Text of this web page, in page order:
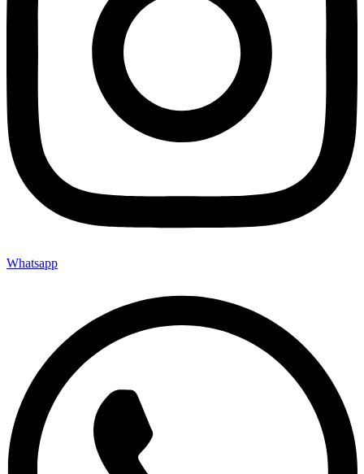
Whatsapp